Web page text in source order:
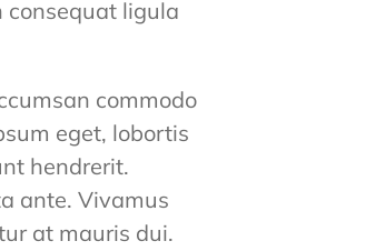
consequat ligula
commodo
eget, lobortis
hendrerit.
ante. Vivamus
at mauris dui.